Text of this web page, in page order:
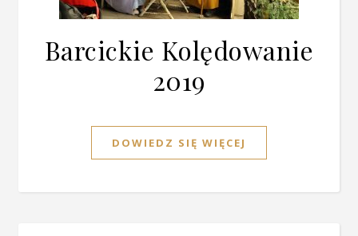
Barcickie Kolędowanie
2019
DOWIEDZ SIĘ WIĘCEJ